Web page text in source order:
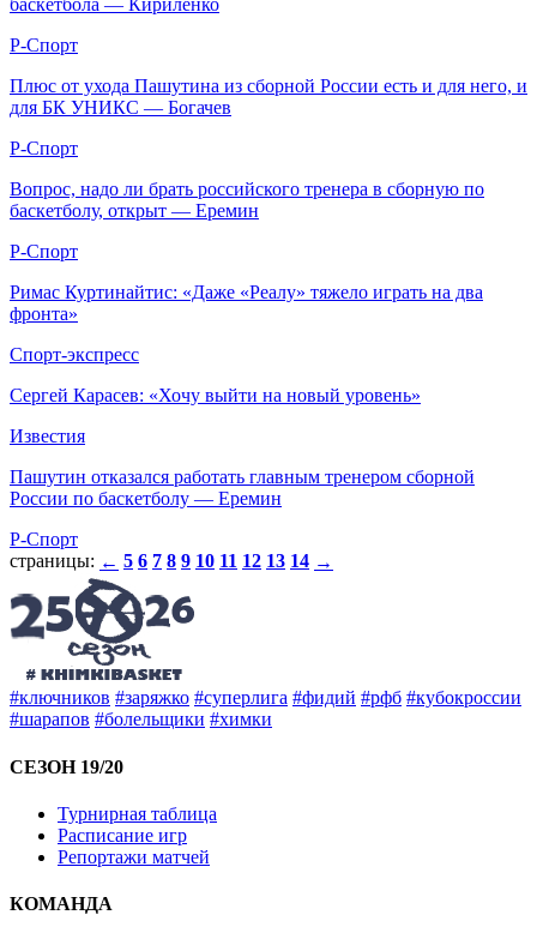
баскетбола — Кириленко
Р-Спорт
Плюс от ухода Пашутина из сборной России есть и для него, и
для БК УНИКС — Богачев
Р-Спорт
Вопрос, надо ли брать российского тренера в сборную по
баскетболу, открыт — Еремин
Р-Спорт
Римас Куртинайтис: «Даже «Реалу» тяжело играть на два
фронта»
Спорт-экспресс
Сергей Карасев: «Хочу выйти на новый уровень»
Известия
Пашутин отказался работать главным тренером сборной
России по баскетболу — Еремин
Р-Спорт
страницы: ← 5 6 7 8 9 10 11 12 13 14 →
#ключников #заряжко #суперлига #фидий #рфб #кубокроссии
#шарапов #болельщики #химки
СЕЗОН 19/20
Турнирная таблица
Расписание игр
Репортажи матчей
КОМАНДА